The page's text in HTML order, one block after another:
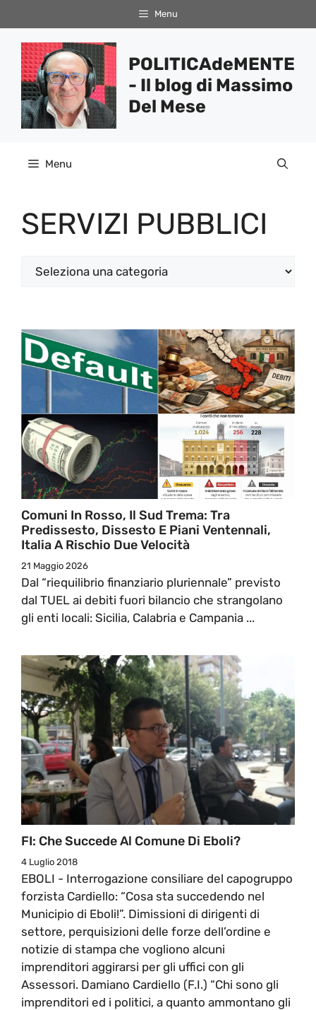
al
contenuto
Menu
POLITICAdeMENTE
- Il blog di Massimo
Del Mese
Menu
SERVIZI PUBBLICI
Categorie
Comuni In Rosso, Il Sud Trema: Tra
Predissesto, Dissesto E Piani Ventennali,
Italia A Rischio Due Velocità
21 Maggio 2026
Dal “riequilibrio finanziario pluriennale” previsto
dal TUEL ai debiti fuori bilancio che strangolano
gli enti locali: Sicilia, Calabria e Campania ...
FI: Che Succede Al Comune Di Eboli?
4 Luglio 2018
EBOLI - Interrogazione consiliare del capogruppo
forzista Cardiello: “Cosa sta succedendo nel
Municipio di Eboli!”. Dimissioni di dirigenti di
settore, perquisizioni delle forze dell’ordine e
notizie di stampa che vogliono alcuni
imprenditori aggirarsi per gli uffici con gli
Assessori. Damiano Cardiello (F.I.) “Chi sono gli
imprenditori ed i politici, a quanto ammontano gli